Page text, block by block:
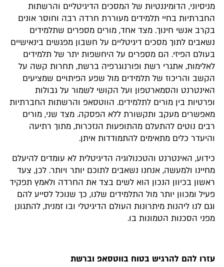
מניסיוני, הדומיננטיות של המסכים הדיגיטליים והרשתות
החברתיות בחיי תלמידים מעוררת חרדה רבה וחוסר אונים
בקרב אנשי חינוך. מצד אחד, מורים מספרים שתלמידים
נשאבים לתוך מסכים דיגיטליים על חשבון מפגשים בינאישיים
בעולם הפיזי. הם מספרים על היחשפות יתר של תלמידים
לאלימות, אתגרי רשת ופורנוגרפיה ברשת, תחרות קשה על
הקשב והריכוז של תלמידים מול שפע הפיתויים שמציעים
האינטרנט והסמארטפון ועל הקושי לשמור על גבולות
ופרטיות בין מורים לתלמידים. הווטסאפ והרשתות החברתיות
מאפשרים מעקב ותקשורת ללא הפסקה. מצד שני, מורים
רבים נוטים להתעלם מהתופעות הנזכרות, מתוך רתיעה
והיעדר כלים מתאימים להתמודדות איתן.
כידוע, האינטרנט והטכנולוגיה הדיגיטלית לא עומדים להיעלם
מחיינו ולמעשה, אנחנו נשאבים לתוכם יותר ויותר. לכן, צעד
ראשון בכיוון הנכון הוא לשים בצד את החרדה ולאמץ תפקיד
פעיל ומכוון יותר מול התלמידים שלנו, כך שנוכל לסייע להם
וגם לנו ליהנות מיתרונות העולם הדיגיטלי ובו זמנית, להתגונן
מפני הסכנות הטמונות בו.
עזרו להם להרגיש בטוח בווטסאפ וברשת